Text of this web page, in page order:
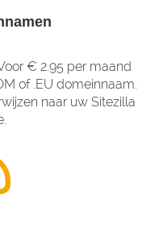
€ 2.95 per maand
of .EU domeinnaam.
naar uw Sitezilla